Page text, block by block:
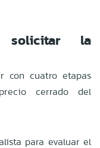
la
con cuatro etapas
cerrado del
para evaluar el